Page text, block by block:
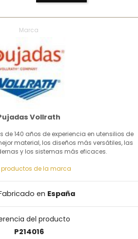
Marca
Vollrath
de 140 años de experiencia en utensilios de
material, los diseños más versátiles, las
y los sistemas más eficaces.
productos de la marca
en España
del producto
P214016